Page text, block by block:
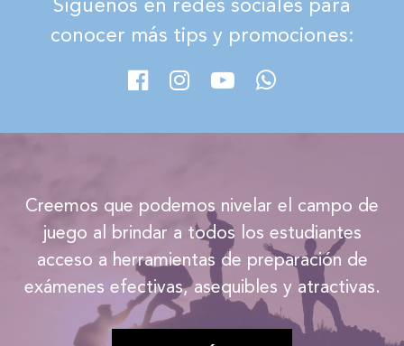
Síguenos en redes sociales para
conocer más tips y promociones:
Creemos que podemos nivelar el campo de
juego al brindar a todos los estudiantes
acceso a herramientas de preparación de
exámenes efectivas, asequibles y atractivas.